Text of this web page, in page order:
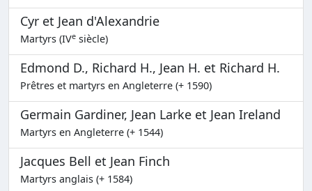
Cyr et Jean d'Alexandrie
Martyrs (IVe siècle)
Edmond D., Richard H., Jean H. et Richard H.
Prêtres et martyrs en Angleterre (+ 1590)
Germain Gardiner, Jean Larke et Jean Ireland
Martyrs en Angleterre (+ 1544)
Jacques Bell et Jean Finch
Martyrs anglais (+ 1584)